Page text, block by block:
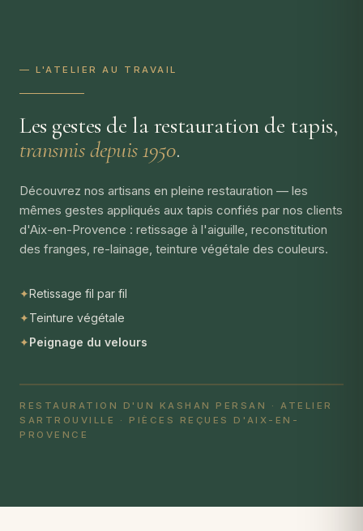
— L'ATELIER AU TRAVAIL
Les gestes de la restauration de tapis,
transmis depuis 1950.
Découvrez nos artisans en pleine restauration — les
mêmes gestes appliqués aux tapis confiés par nos clients
d'Aix-en-Provence : retissage à l'aiguille, reconstitution
des franges, re-lainage, teinture végétale des couleurs.
✦Retissage fil par fil
✦Teinture végétale
✦Peignage du velours
RESTAURATION D'UN KASHAN PERSAN · ATELIER
SARTROUVILLE · PIÈCES REÇUES D'AIX-EN-
PROVENCE